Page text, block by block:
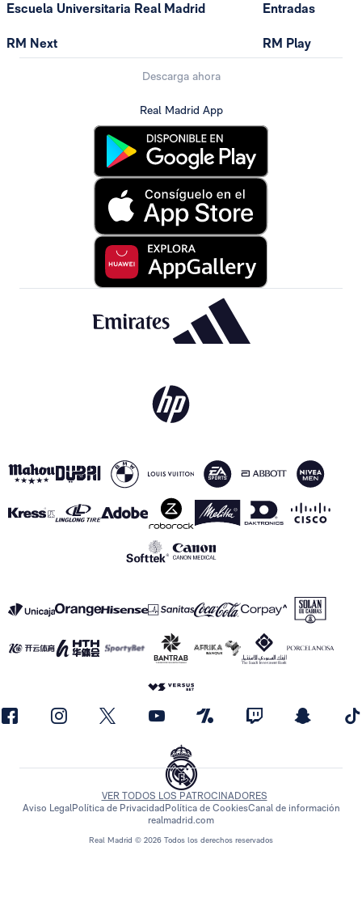
Escuela Universitaria Real Madrid
RM Next
Entradas
RM Play
Descarga ahora
Real Madrid App
Real Madrid © 2026 Todos los derechos reservados
VER TODOS LOS PATROCINADORES
Aviso LegalPolítica de Privacidad Política de CookiesCanal de información
realmadrid.com